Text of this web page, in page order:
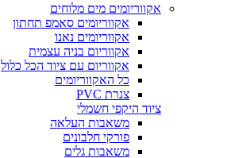
אקווריומים מים מלוחים
אקווריומים סאמפ תחתון
אקווריומים נאנו
אקווריום בניה עצמית
אקווריום עם ציוד הכל כלול
כל האקווריומים
צנרת PVC
ציוד היקפי חשמלי
משאבות העלאה
פורקי חלבונים
משאבות גלים